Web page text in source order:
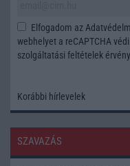
Elfogadom az
webhelyet a reCAPTCHA
szolgáltatási feltételek
Korábbi hírlevelek
SZAVAZÁS